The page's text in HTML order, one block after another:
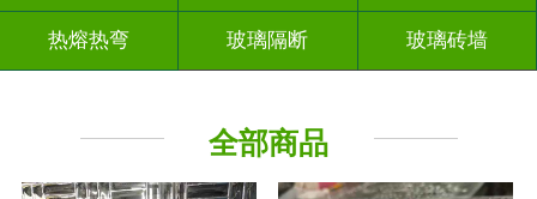
热熔热弯 玻璃隔断 玻璃砖墙
全部商品